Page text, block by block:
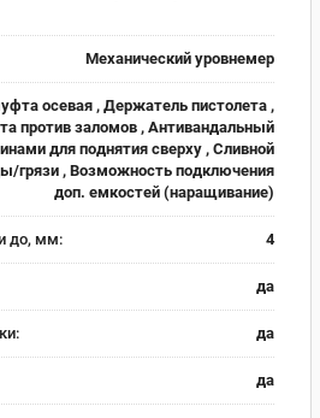
Механический уровнемер
осевая , Держатель пистолета ,
против заломов , Антивандальный
для поднятия сверху , Сливной
грязи , Возможность подключения
доп. емкостей (наращивание)
до, мм: 4
да
да
да